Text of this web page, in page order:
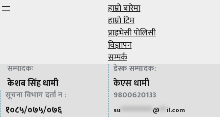
हाम्राे बारेमा
हाम्राे टिम
प्राइभेसी पाेलिसी
विज्ञापन
सम्पर्क
सम्पादकः
केशब सिंह धामी
डेस्क सम्पादक:
केएस धामी
सूचना विभाग दर्ता न :
१०८५/०७५/०७६
9800620133
su @*** il.com